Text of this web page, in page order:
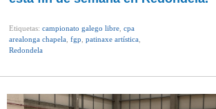
Etiquetas: campionato galego libre cpa
arealonga chapela fgp patinaxe artística
Redondela